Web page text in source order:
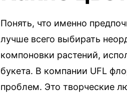
Понять, что именно
лучше всего выбирать
компоновки растений,
букета. В компании UFL
проблем. Это творческие